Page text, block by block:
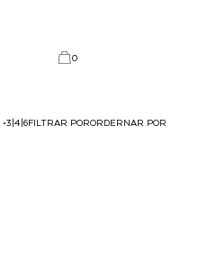
0
•3|4|6FILTRAR PORORDERNAR POR